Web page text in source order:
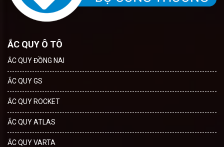
ẮC QUY Ô TÔ
ẮC QUY ĐỒNG NAI
ẮC QUY GS
ẮC QUY ROCKET
ẮC QUY ATLAS
ẮC QUY VARTA